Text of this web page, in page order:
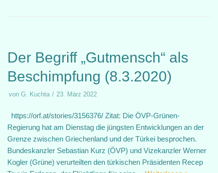
Der Begriff „Gutmensch“ als
Beschimpfung (8.3.2020)
von G. Kuchta 23. März 2022
https://orf.at/stories/3156376/ Zitat: Die ÖVP-Grünen-
Regierung hat am Dienstag die jüngsten Entwicklungen an der
Grenze zwischen Griechenland und der Türkei besprochen.
Bundeskanzler Sebastian Kurz (ÖVP) und Vizekanzler Werner
Kogler (Grüne) verurteilten den türkischen Präsidenten Recep